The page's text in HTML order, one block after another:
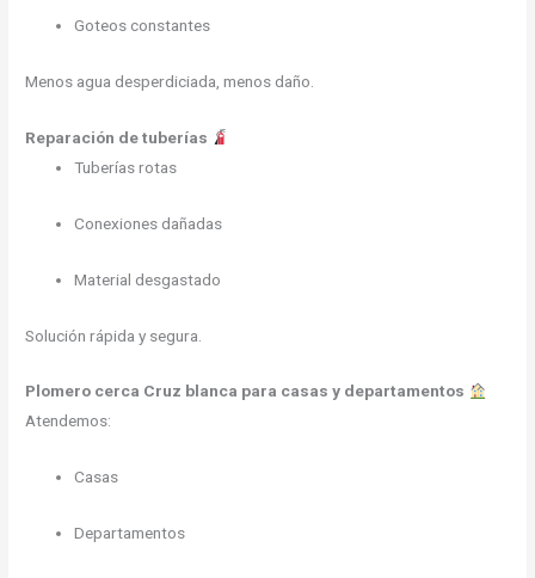
Goteos constantes
Menos agua desperdiciada, menos daño.
Reparación de tuberías
Tuberías rotas
Conexiones dañadas
Material desgastado
Solución rápida y segura.
Plomero cerca Cruz blanca para casas y departamentos
Atendemos:
Casas
Departamentos